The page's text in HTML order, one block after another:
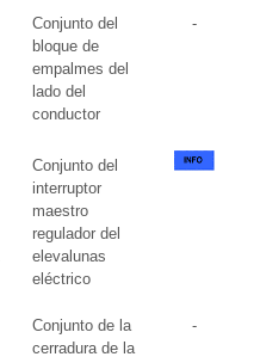
Conjunto del
bloque de
empalmes del
lado del
conductor
-
Conjunto del
interruptor
maestro
regulador del
elevalunas
eléctrico
Conjunto de la
cerradura de la
-